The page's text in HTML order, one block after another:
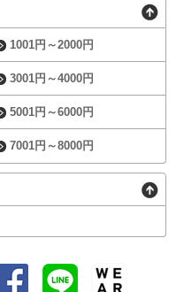
1001円～2000円
3001円～4000円
5001円～6000円
7001円～8000円